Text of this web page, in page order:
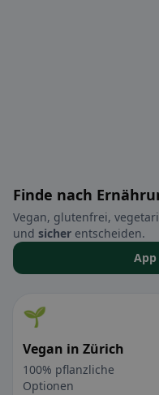
Finde nach
Vegan, glutenfrei,
und sicher entscheiden.
🌱
Vegan in Zürich
100% pflanzliche
Optionen